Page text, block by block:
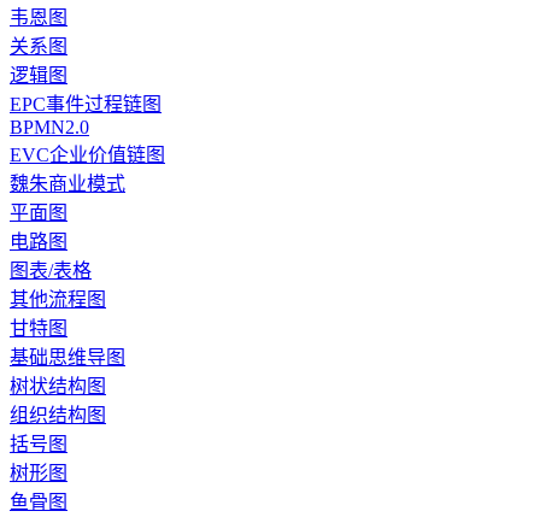
韦恩图
关系图
逻辑图
EPC事件过程链图
BPMN2.0
EVC企业价值链图
魏朱商业模式
平面图
电路图
图表/表格
其他流程图
甘特图
基础思维导图
树状结构图
组织结构图
括号图
树形图
鱼骨图